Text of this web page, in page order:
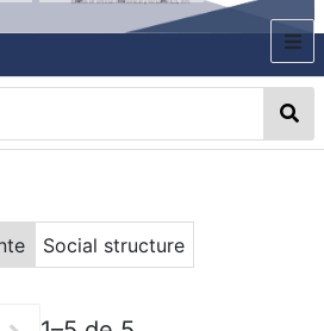
P. SEGUNDO MONTES
Social structure